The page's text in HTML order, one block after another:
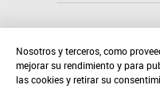
Nosotros y terceros, como
mejorar su rendimiento y para
las cookies y retirar su